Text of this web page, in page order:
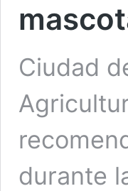
Ciudad
durante